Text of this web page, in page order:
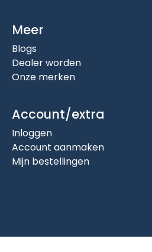
Meer
Blogs
Dealer worden
Onze merken
Account/extra
Inloggen
Account aanmaken
Mijn bestellingen